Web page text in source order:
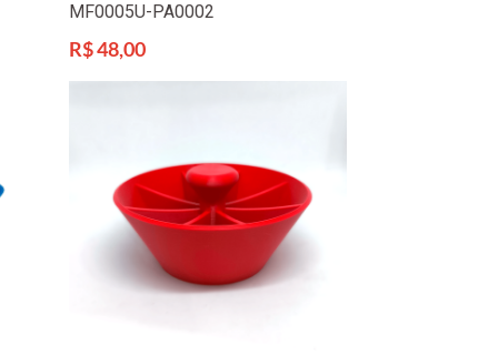
MF0005U-PA0002
Preço
R$ 48,00